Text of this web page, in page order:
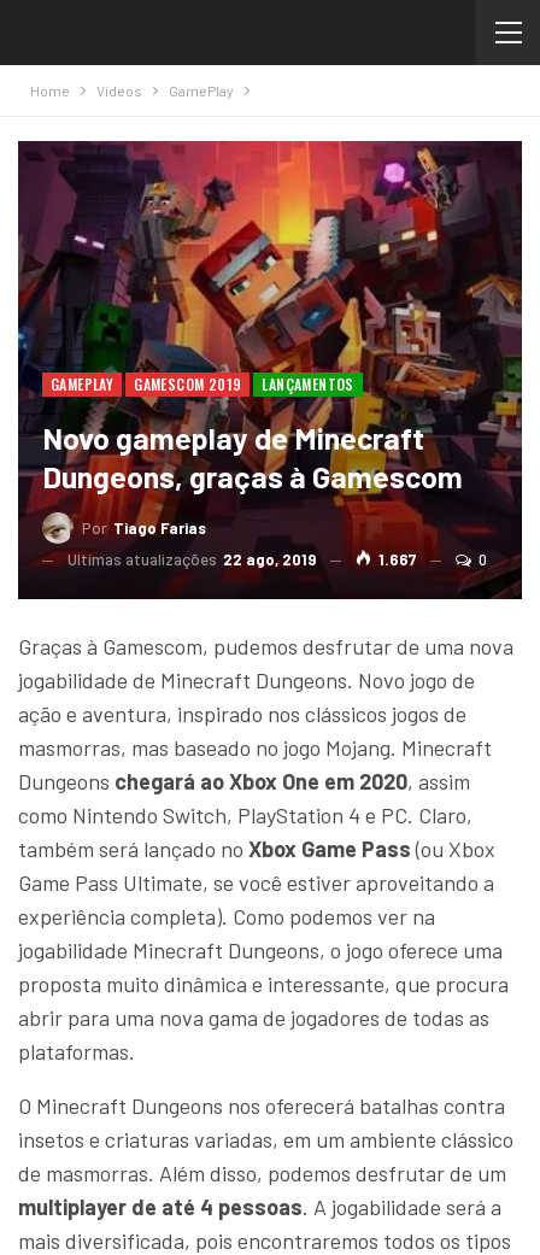
Home Videos GamePlay
GAMEPLAY GAMESCOM 2019 LANÇAMENTOS
Novo gameplay de Minecraft
Dungeons, graças à Gamescom
Por Tiago Farias
Ultimas atualizações 22 ago, 2019 1.667 0
Graças à Gamescom, pudemos desfrutar de uma nova
jogabilidade de Minecraft Dungeons. Novo jogo de
ação e aventura, inspirado nos clássicos jogos de
masmorras, mas baseado no jogo Mojang. Minecraft
Dungeons chegará ao Xbox One em 2020, assim
como Nintendo Switch, PlayStation 4 e PC. Claro,
também será lançado no Xbox Game Pass(ou Xbox
Game Pass Ultimate, se você estiver aproveitando a
experiência completa). Como podemos ver na
jogabilidade Minecraft Dungeons, o jogo oferece uma
proposta muito dinâmica e interessante, que procura
abrir para uma nova gama de jogadores de todas as
plataformas.
O Minecraft Dungeons nos oferecerá batalhas contra
insetos e criaturas variadas, em um ambiente clássico
de masmorras. Além disso, podemos desfrutar de um
multiplayer de até 4 pessoas. A jogabilidade será a
mais diversificada, pois encontraremos todos os tipos